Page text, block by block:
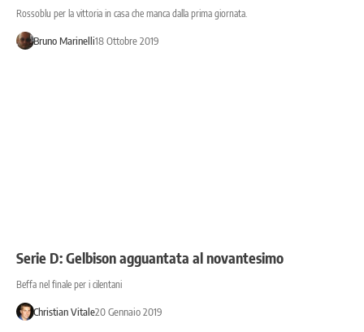
Rossoblu per la vittoria in casa che manca dalla prima giornata.
Bruno Marinelli18 Ottobre 2019
Serie D: Gelbison agguantata al novantesimo
Beffa nel finale per i cilentani
Christian Vitale20 Gennaio 2019